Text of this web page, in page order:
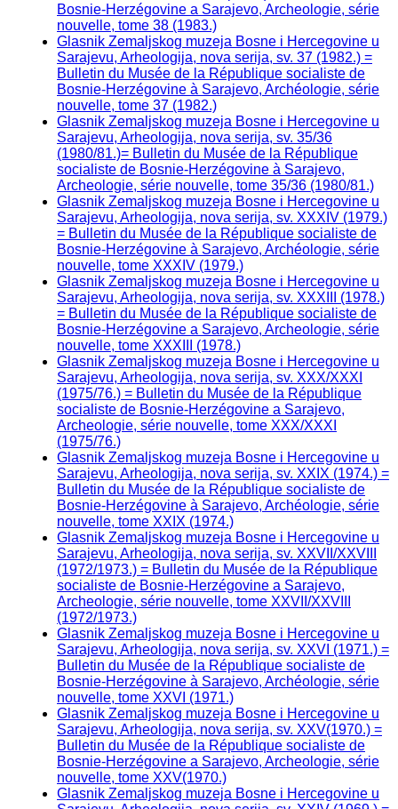
Bosnie-Herzégovine a Sarajevo, Archeologie, série
nouvelle, tome 38 (1983.)
Glasnik Zemaljskog muzeja Bosne i Hercegovine u
Sarajevu, Arheologija, nova serija, sv. 37 (1982.) =
Bulletin du Musée de la République socialiste de
Bosnie-Herzégovine à Sarajevo, Archéologie, série
nouvelle, tome 37 (1982.)
Glasnik Zemaljskog muzeja Bosne i Hercegovine u
Sarajevu, Arheologija, nova serija, sv. 35/36
(1980/81.)= Bulletin du Musée de la République
socialiste de Bosnie-Herzégovine à Sarajevo,
Archeologie, série nouvelle, tome 35/36 (1980/81.)
Glasnik Zemaljskog muzeja Bosne i Hercegovine u
Sarajevu, Arheologija, nova serija, sv. XXXIV (1979.)
= Bulletin du Musée de la République socialiste de
Bosnie-Herzégovine à Sarajevo, Archéologie, série
nouvelle, tome XXXIV (1979.)
Glasnik Zemaljskog muzeja Bosne i Hercegovine u
Sarajevu, Arheologija, nova serija, sv. XXXIII (1978.)
= Bulletin du Musée de la République socialiste de
Bosnie-Herzégovine a Sarajevo, Archeologie, série
nouvelle, tome XXXIII (1978.)
Glasnik Zemaljskog muzeja Bosne i Hercegovine u
Sarajevu, Arheologija, nova serija, sv. XXX/XXXI
(1975/76.) = Bulletin du Musée de la République
socialiste de Bosnie-Herzégovine a Sarajevo,
Archeologie, série nouvelle, tome XXX/XXXI
(1975/76.)
Glasnik Zemaljskog muzeja Bosne i Hercegovine u
Sarajevu, Arheologija, nova serija, sv. XXIX (1974.) =
Bulletin du Musée de la République socialiste de
Bosnie-Herzégovine à Sarajevo, Archéologie, série
nouvelle, tome XXIX (1974.)
Glasnik Zemaljskog muzeja Bosne i Hercegovine u
Sarajevu, Arheologija, nova serija, sv. XXVII/XXVIII
(1972/1973.) = Bulletin du Musée de la République
socialiste de Bosnie-Herzégovine a Sarajevo,
Archeologie, série nouvelle, tome XXVII/XXVIII
(1972/1973.)
Glasnik Zemaljskog muzeja Bosne i Hercegovine u
Sarajevu, Arheologija, nova serija, sv. XXVI (1971.) =
Bulletin du Musée de la République socialiste de
Bosnie-Herzégovine à Sarajevo, Archéologie, série
nouvelle, tome XXVI (1971.)
Glasnik Zemaljskog muzeja Bosne i Hercegovine u
Sarajevu, Arheologija, nova serija, sv. XXV(1970.) =
Bulletin du Musée de la République socialiste de
Bosnie-Herzégovine a Sarajevo, Archeologie, série
nouvelle, tome XXV(1970.)
Glasnik Zemaljskog muzeja Bosne i Hercegovine u